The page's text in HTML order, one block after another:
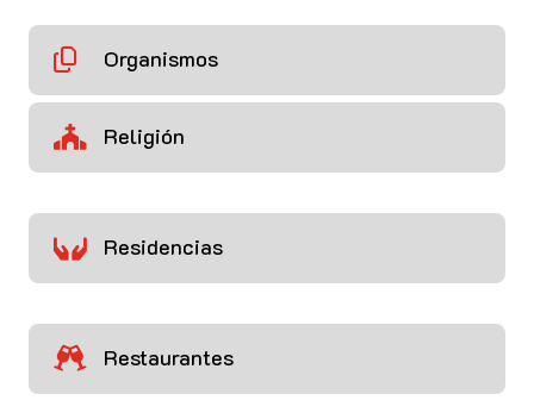
 Organismos
 Religión
 Residencias
 Restaurantes